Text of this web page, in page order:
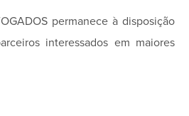
permanece à disposição
interessados em maiores